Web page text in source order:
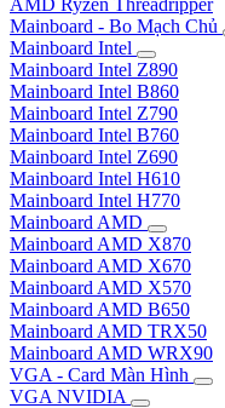
AMD Ryzen Threadripper
Mainboard - Bo Mạch Chủ
Mainboard Intel
Mainboard Intel Z890
Mainboard Intel B860
Mainboard Intel Z790
Mainboard Intel B760
Mainboard Intel Z690
Mainboard Intel H610
Mainboard Intel H770
Mainboard AMD
Mainboard AMD X870
Mainboard AMD X670
Mainboard AMD X570
Mainboard AMD B650
Mainboard AMD TRX50
Mainboard AMD WRX90
VGA - Card Màn Hình
VGA NVIDIA